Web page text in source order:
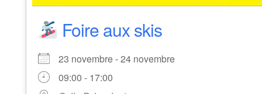
Foire aux skis
23 novembre - 24 novembre
09:00 - 17:00